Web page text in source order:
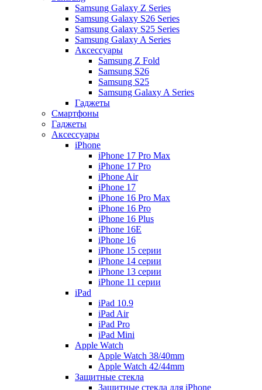
Samsung Galaxy Z Series
Samsung Galaxy S26 Series
Samsung Galaxy S25 Series
Samsung Galaxy A Series
Аксессуары
Samsung Z Fold
Samsung S26
Samsung S25
Samsung Galaxy A Series
Гаджеты
Смартфоны
Гаджеты
Аксессуары
iPhone
iPhone 17 Pro Max
iPhone 17 Pro
iPhone Air
iPhone 17
iPhone 16 Pro Max
iPhone 16 Pro
iPhone 16 Plus
iPhone 16E
iPhone 16
iPhone 15 серии
iPhone 14 серии
iPhone 13 серии
iPhone 11 серии
iPad
iPad 10.9
iPad Air
iPad Pro
iPad Mini
Apple Watch
Apple Watch 38/40mm
Apple Watch 42/44mm
Защитные стекла
Защитные стекла для iPhone